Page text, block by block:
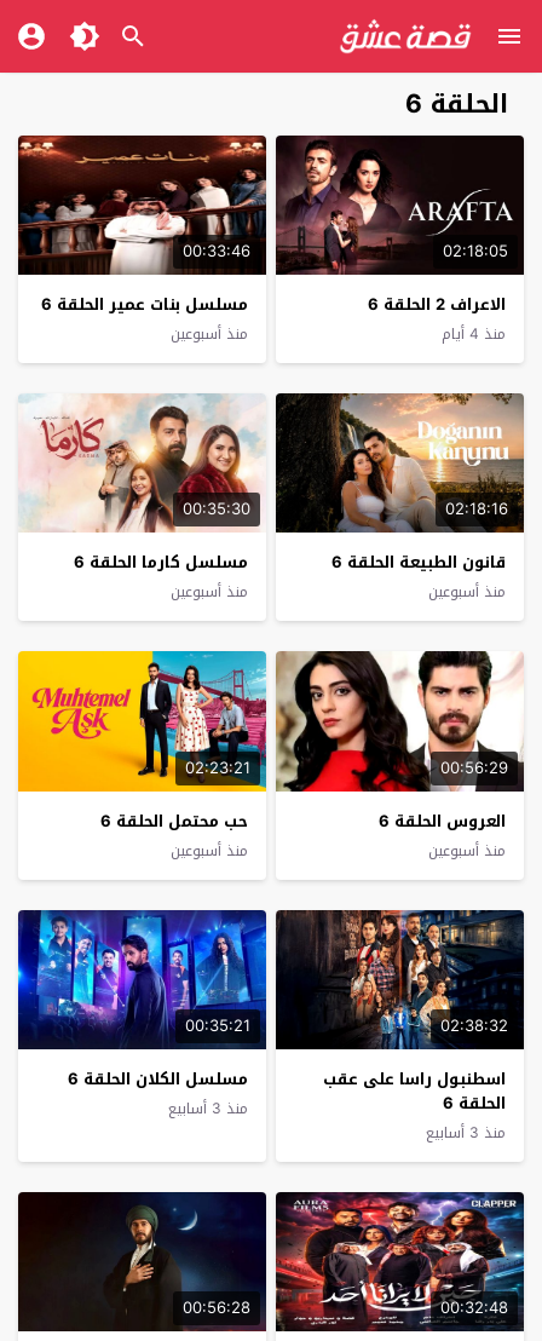
الحلقة 6
02:18:05
الاعراف 2 الحلقة 6
منذ 4 أيام
00:33:46
مسلسل بنات عمير الحلقة 6
منذ أسبوعين
02:18:16
قانون الطبيعة الحلقة 6
منذ أسبوعين
00:35:30
مسلسل كارما الحلقة 6
منذ أسبوعين
00:56:29
العروس الحلقة 6
منذ أسبوعين
02:23:21
حب محتمل الحلقة 6
منذ أسبوعين
02:38:32
اسطنبول راسا على عقب
الحلقة 6
منذ 3 أسابيع
00:35:21
مسلسل الكلان الحلقة 6
منذ 3 أسابيع
00:32:48
00:56:28